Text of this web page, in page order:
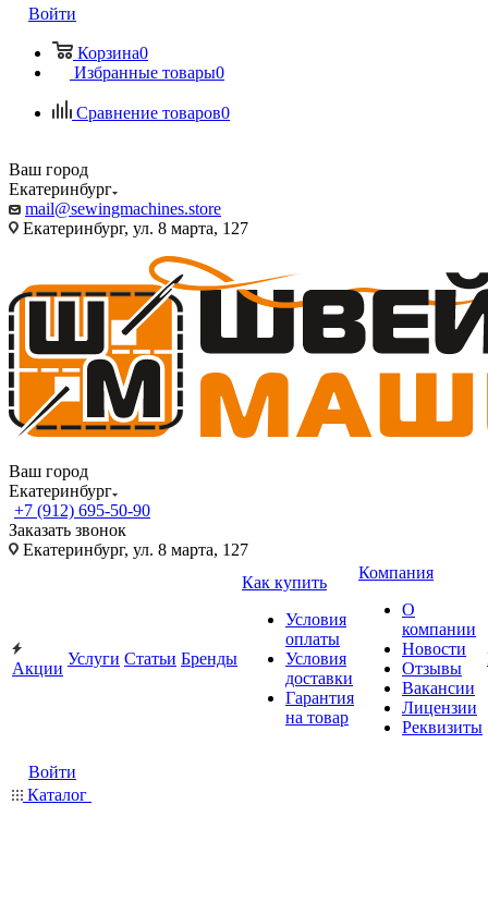
Войти
Корзина0
Избранные товары0
Сравнение товаров0
Ваш город
Екатеринбург
mail@sewingmachines.store
Екатеринбург, ул. 8 марта, 127
Ваш город
Екатеринбург
+7 (912) 695-50-90
Заказать звонок
Екатеринбург, ул. 8 марта, 127
Акции
Услуги Статьи Бренды
Как купить
Условия
оплаты
Условия
доставки
Гарантия
на товар
Компания
О
компании
Новости
Отзывы
Вакансии
Лицензии
Реквизиты
Войти
Каталог